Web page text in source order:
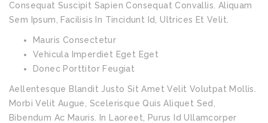
Consequat Suscipit Sapien Consequat Convallis. Aliquam
Sem Ipsum, Facilisis In Tincidunt Id, Ultrices Et Velit.
Mauris Consectetur
Vehicula Imperdiet Eget Eget
Donec Porttitor Feugiat
Aellentesque Blandit Justo Sit Amet Velit Volutpat Mollis.
Morbi Velit Augue, Scelerisque Quis Aliquet Sed,
Bibendum Ac Mauris. In Laoreet, Purus Id Ullamcorper